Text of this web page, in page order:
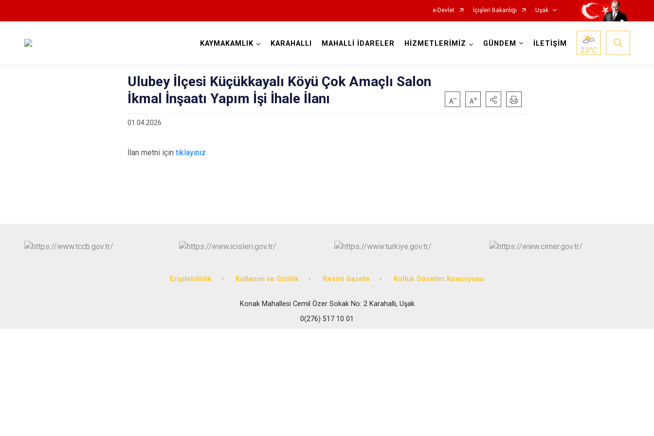
e-Devlet İçişleri Bakanlığı Uşak
KAYMAKAMLIK KARAHALLI MAHALLİ İDARELER HİZMETLERİMİZ GÜNDEM İLETİŞİM
23°C
Ulubey İlçesi Küçükkayalı Köyü Çok Amaçlı Salon
İkmal İnşaatı Yapım İşi İhale İlanı
01.04.2026
İlan metni için tıklayınız
Erişilebilirlik Kullanım ve Gizlilik Resmi Gazete Kolluk Gözetim Komisyonu
Konak Mahallesi Cemil Özer Sokak No: 2 Karahallı, Uşak
0(276) 517 10 01